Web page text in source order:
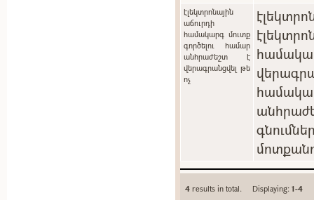
էլեկտրոնային
աճուրդի
համակարգ մուտք
գործելու համար
անհրաժեշտ է
վերագրանցվել թե
ոչ
4 results in total. Displaying:1-4